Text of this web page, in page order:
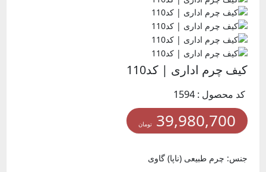
کیف چرم اداری | کد110
کد محصول : 1594
39,980,700 تومان
جنس: چرم طبیعی (ناپا) گاوی